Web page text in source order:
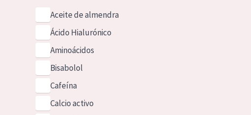
Aceite de almendra
Ácido Hialurónico
Aminoácidos
Bisabolol
Cafeína
Calcio activo